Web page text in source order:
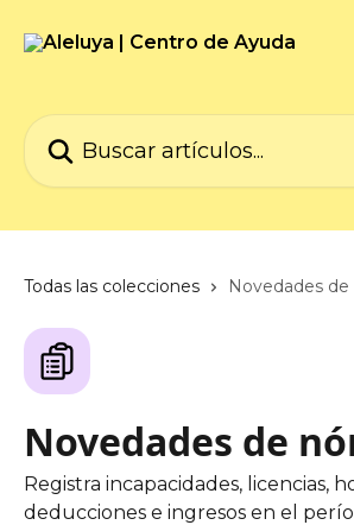
Buscar artículos...
Todas las colecciones Novedades
Novedades de
Registra incapacidades, licencias,
deducciones e ingresos en el